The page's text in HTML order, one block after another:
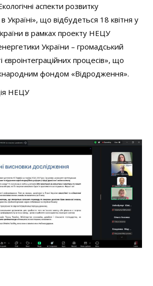
аспекти розвитку
Україні», що відбудеться 18 квітня у
в рамках проекту НЕЦУ
України – громадський
євроінтеграційних процесів», що
фондом «Відродження».
НЕЦУ